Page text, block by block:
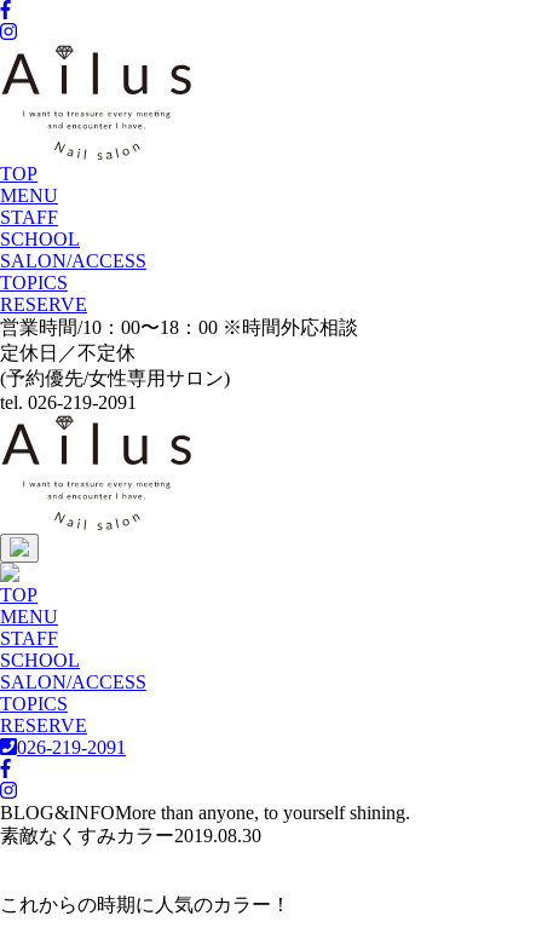
TOP
MENU
STAFF
SCHOOL
SALON/ACCESS
TOPICS
RESERVE
営業時間/10：00〜18：00 ※時間外応相談
定休日／不定休
(予約優先/女性専用サロン)
tel. 026-219-2091
TOP
MENU
STAFF
SCHOOL
SALON/ACCESS
TOPICS
RESERVE
026-219-2091
BLOG&INFOMore than anyone, to yourself shining.
素敵なくすみカラー2019.08.30
これからの時期に人気のカラー！